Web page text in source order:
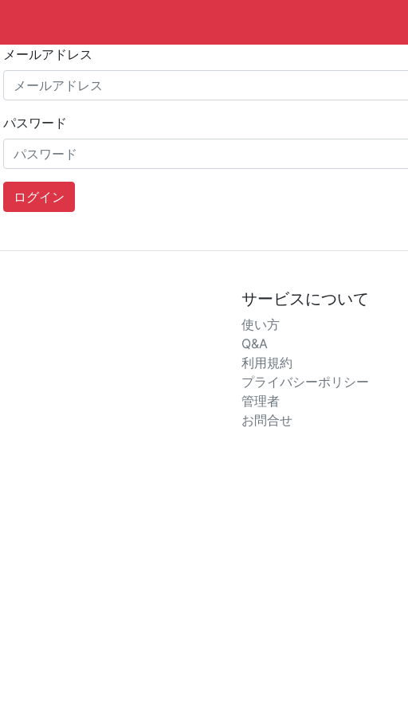
メールアドレス
パスワード
ログイン
サービスについて
使い方
Q&A
利用規約
プライバシーポリシー
管理者
お問合せ